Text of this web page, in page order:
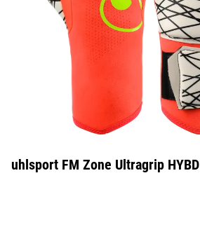
uhlsport FM Zone Ultragrip HYBD